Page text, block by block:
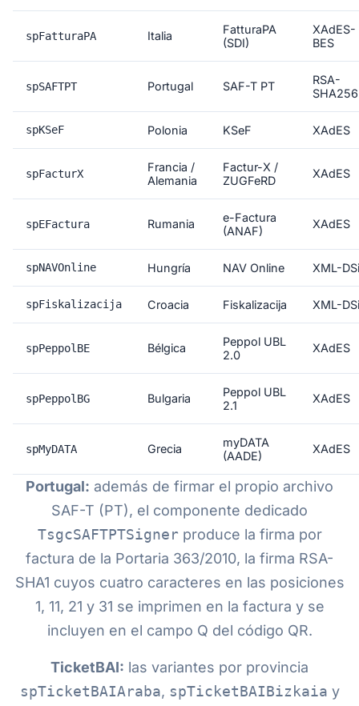
spFatturaPA Italia
FatturaPA
(SDI)
XAdES-
BES
spSAFTPT Portugal SAF-T PT
RSA-
SHA256
spKSeF Polonia KSeF XAdES
spFacturX
Francia /
Alemania
Factur-X /
ZUGFeRD
XAdES
spEFactura Rumania
e-Factura
(ANAF)
XAdES
spNAVOnline Hungría NAV Online XML-
spFiskalizacija Croacia Fiskalizacija XML-
spPeppolBE Bélgica
Peppol UBL
2.0
XAdES
spPeppolBG Bulgaria
Peppol UBL
2.1
XAdES
spMyDATA Grecia
myDATA
(AADE)
XAdES
Portugal: además de firmar el propio archivo
SAF-T (PT), el componente dedicado
TsgcSAFTPTSignerproduce la firma por
factura de la Portaria 363/2010, la firma RSA-
SHA1 cuyos cuatro caracteres en las posiciones
1, 11, 21 y 31 se imprimen en la factura y se
incluyen en el campo Q del código QR.
TicketBAI: las variantes por provincia
spTicketBAIAraba, spTicketBAIBizkaia y